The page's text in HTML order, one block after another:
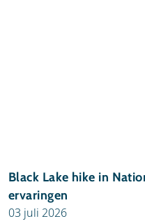
Black Lake hike in
ervaringen
03 juli 2026